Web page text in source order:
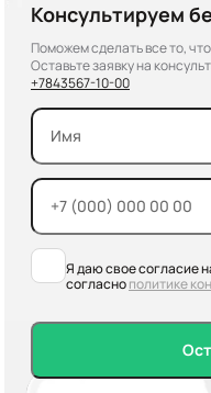
Консультируем
Поможем сделать все то,
Оставьте заявку на
+7843567-10-00
Я даю свое согласие
согласнополитике